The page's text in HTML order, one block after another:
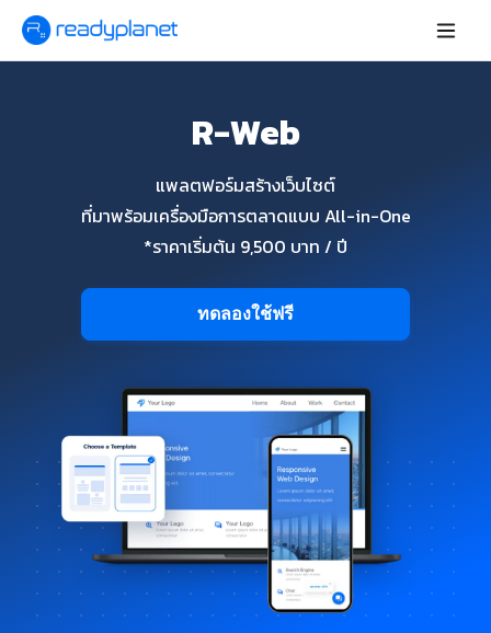
R-Web
แพลตฟอร์มสร้างเว็บไซต์
ที่มาพร้อมเครื่องมือการตลาดแบบ All-in-One
*ราคาเริ่มต้น 9,500 บาท / ปี
ทดลองใช้ฟรี